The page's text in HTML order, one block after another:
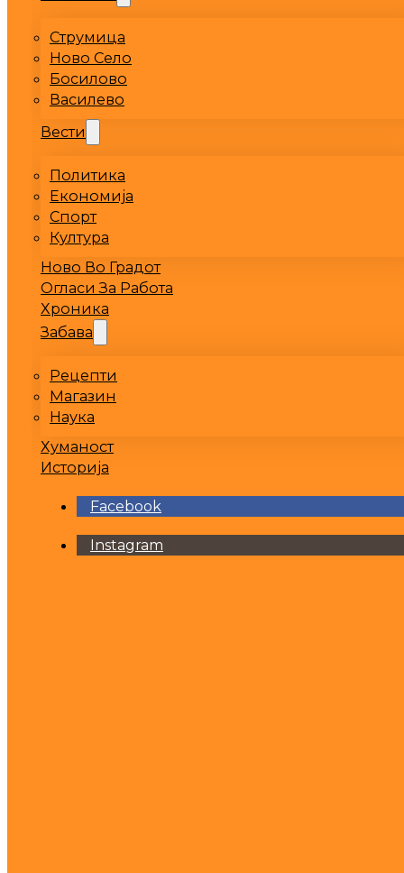
Струмица
Ново Село
Босилово
Василево
Вести
Политика
Економија
Спорт
Култура
Ново Во Градот
Огласи За Работа
Хроника
Забава
Рецепти
Магазин
Наука
Хуманост
Историја
Facebook
Instagram